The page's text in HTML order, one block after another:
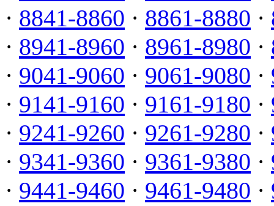
· 8841-8860 · 8861-8880 ·
· 8941-8960 · 8961-8980 ·
· 9041-9060 · 9061-9080 ·
· 9141-9160 · 9161-9180 ·
· 9241-9260 · 9261-9280 ·
· 9341-9360 · 9361-9380 ·
· 9441-9460 · 9461-9480 ·